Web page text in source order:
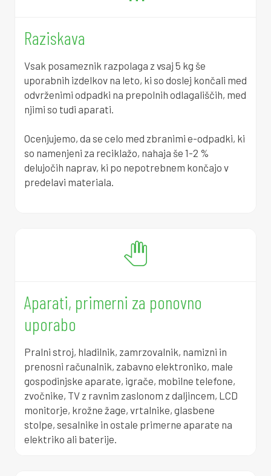
Raziskava
Vsak posameznik razpolaga z vsaj 5 kg še
uporabnih izdelkov na leto, ki so doslej končali med
odvrženimi odpadki na prepolnih odlagališčih, med
njimi so tudi aparati.
Ocenjujemo, da se celo med zbranimi e-odpadki, ki
so namenjeni za reciklažo, nahaja še 1-2 %
delujočih naprav, ki po nepotrebnem končajo v
predelavi materiala.
Aparati, primerni za ponovno
uporabo
Pralni stroj, hladilnik, zamrzovalnik, namizni in
prenosni računalnik, zabavno elektroniko, male
gospodinjske aparate, igrače, mobilne telefone,
zvočnike, TV z ravnim zaslonom z daljincem, LCD
monitorje, krožne žage, vrtalnike, glasbene
stolpe, sesalnike in ostale primerne aparate na
elektriko ali baterije.
3
6
9
2
5
8
0
0
0
0
0
0
0
0
0
0
0
0
3
3
3
3
3
4
4
4
4
4
4
2
2
3
4
4
7
8
9
9
0
1
4
0
1
7
4
0
5
1
7
3
8
5
9
5
8
5
8
1
5
8
1
4
8
4
3
0
9
4
3
1
0
8
7
6